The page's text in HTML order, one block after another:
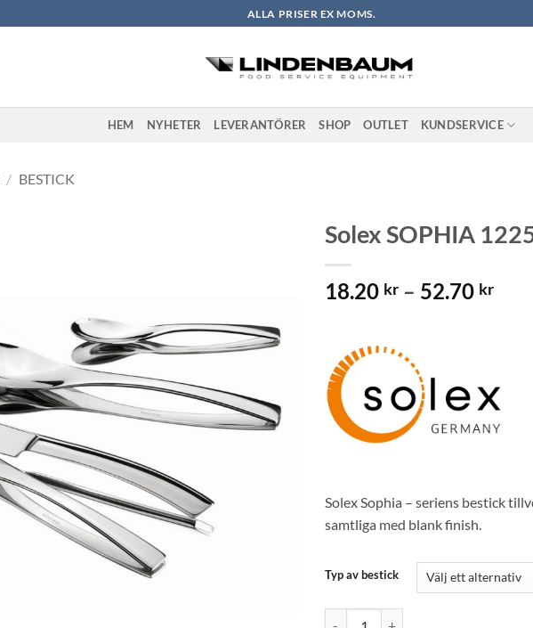
ALLA PRISER EX MOMS.
HEM NYHETER LEVERANTÖRER SHOP OUTLET KUNDSERVICE
/ BESTICK
Solex SOPHIA
18.20 kr – 52.70 kr
Solex Sophia – seriens bestick
samtliga med blank finish.
Typ av bestick